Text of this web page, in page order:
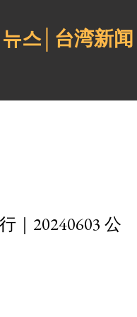
스│台湾新闻
｜20240603 公